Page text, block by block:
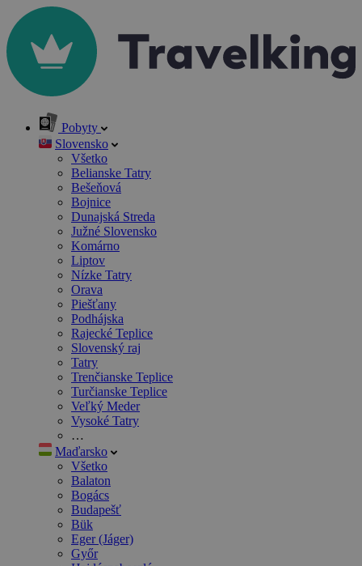
Pobyty
Slovensko
Všetko
Belianske Tatry
Bešeňová
Bojnice
Dunajská Streda
Južné Slovensko
Komárno
Liptov
Nízke Tatry
Orava
Piešťany
Podhájska
Rajecké Teplice
Slovenský raj
Tatry
Trenčianske Teplice
Turčianske Teplice
Veľký Meder
Vysoké Tatry
…
Maďarsko
Všetko
Balaton
Bogács
Budapešť
Bük
Eger (Jáger)
Győr